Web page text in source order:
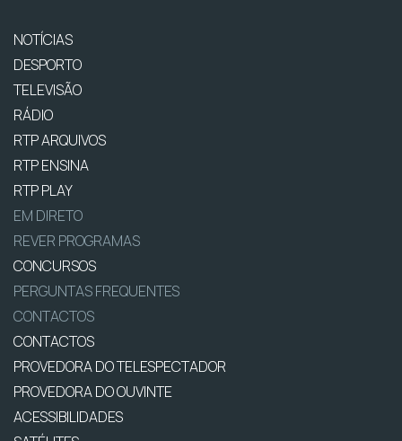
NOTÍCIAS
DESPORTO
TELEVISÃO
RÁDIO
RTP ARQUIVOS
RTP ENSINA
RTP PLAY
EM DIRETO
REVER PROGRAMAS
CONCURSOS
PERGUNTAS FREQUENTES
CONTACTOS
CONTACTOS
PROVEDORA DO TELESPECTADOR
PROVEDORA DO OUVINTE
ACESSIBILIDADES